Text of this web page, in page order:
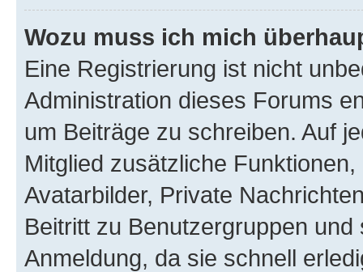
Wozu muss ich mich
Eine Registrierung ist nicht
Administration dieses Forums
um Beiträge zu schreiben. Auf
Mitglied zusätzliche
Avatarbilder, Private
Beitritt zu Benutzergruppen
Anmeldung, da sie schnell